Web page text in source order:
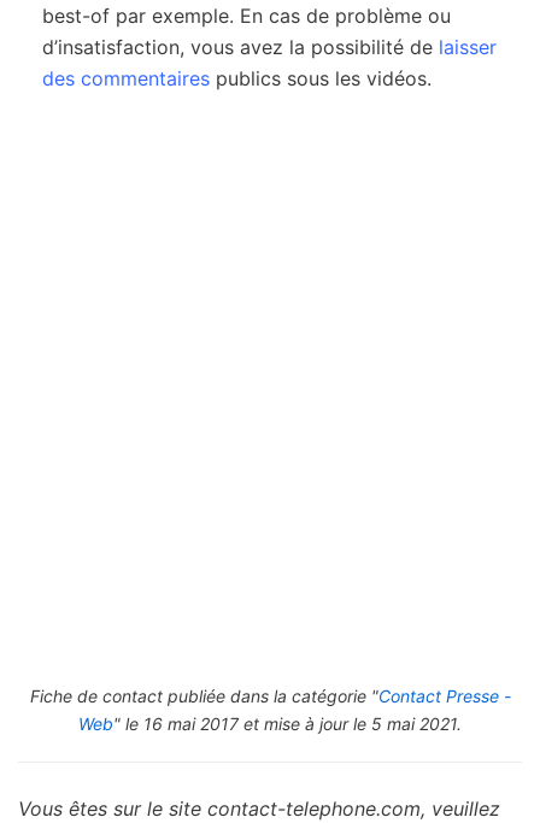
best-of par exemple. En cas de problème ou
d’insatisfaction, vous avez la possibilité de laisser
des commentaires publics sous les vidéos.
Fiche de contact publiée dans la catégorie "Contact Presse -
Web" le 16 mai 2017 et mise à jour le 5 mai 2021.
Vous êtes sur le site contact-telephone.com, veuillez